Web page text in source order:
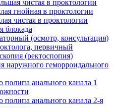
чистая в проктологии
гнойная в проктологии
чистая в проктологии
блокада
(осмотр, консультация)
первичный
(ректоспопия)
наружного геморроидального
полипа анального канала 1
полипа анального канала 2-я